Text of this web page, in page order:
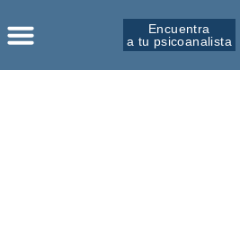
Encuentra
a tu psicoanalista